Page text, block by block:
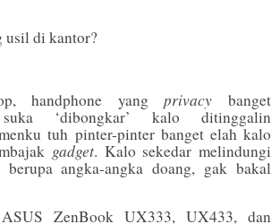
usil di kantor?
handphone yangprivacy banget
suka ‘dibongkar’ kalo ditinggalin
tuh pinter-pinter banget elah kalo
gadget. Kalo sekedar melindungi
angka-angka doang, gak bakal
ZenBook UX333, UX433, dan